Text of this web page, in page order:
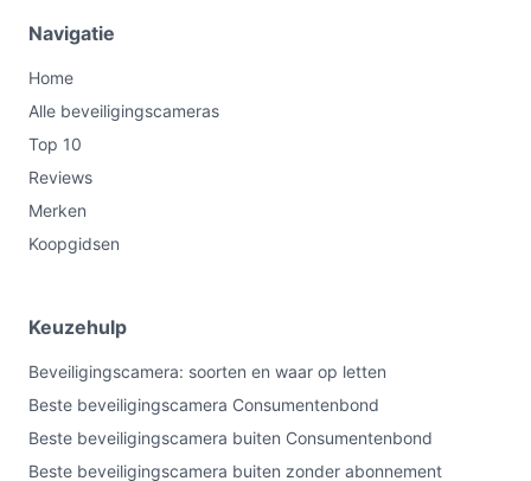
Navigatie
Home
Alle beveiligingscameras
Top 10
Reviews
Merken
Koopgidsen
Keuzehulp
Beveiligingscamera: soorten en waar op letten
Beste beveiligingscamera Consumentenbond
Beste beveiligingscamera buiten Consumentenbond
Beste beveiligingscamera buiten zonder abonnement